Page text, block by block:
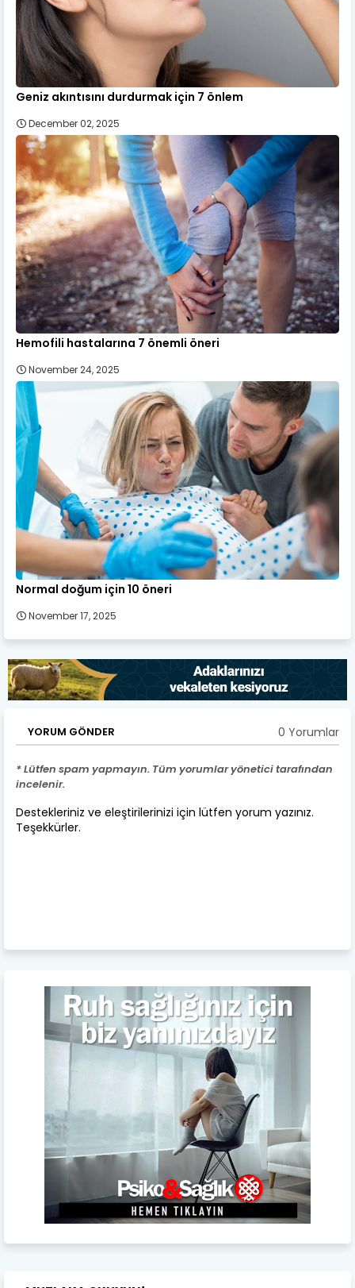
Geniz akıntısını durdurmak için 7 önlem
December 02, 2025
Hemofili hastalarına 7 önemli öneri
November 24, 2025
Normal doğum için 10 öneri
November 17, 2025
YORUM GÖNDER 0 Yorumlar
* Lütfen spam yapmayın. Tüm yorumlar yönetici tarafından
incelenir.
Destekleriniz ve eleştirilerinizi için lütfen yorum yazınız.
Teşekkürler.